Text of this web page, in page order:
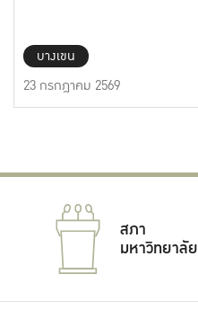
บางเขน
23 กรกฎาคม 2569
สภา
มหาวิทยาลัย